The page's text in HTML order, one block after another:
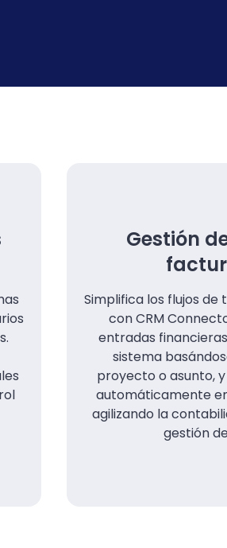
Gestión
Simplifica los flujos
con CRM
entradas
sistema
proyecto o asunto,
automáticamente
agilizando la
gestión